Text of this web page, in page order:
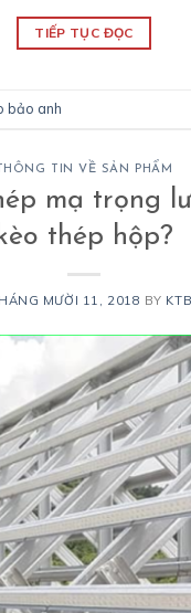
TIẾP TỤC ĐỌC
bảo anh
THÔNG TIN VỀ SẢN PHẨM
mạ trọng
kèo thép hộp?
MƯỜI 11, 2018 BY